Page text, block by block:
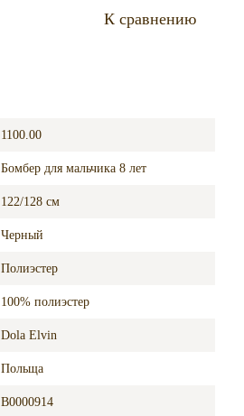
К сравнению
1100.00
Бомбер для мальчика 8 лет
122/128 см
Черный
Полиэстер
100% полиэстер
Dola Elvin
Польща
B0000914